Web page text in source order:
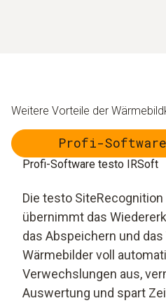
Weitere Vorteile der
Profi-Software
Profi-Software testo IRSoft
Die testo
übernimmt das
das Abspeichern und
Wärmebilder voll
Verwechslungen aus,
Auswertung und spart